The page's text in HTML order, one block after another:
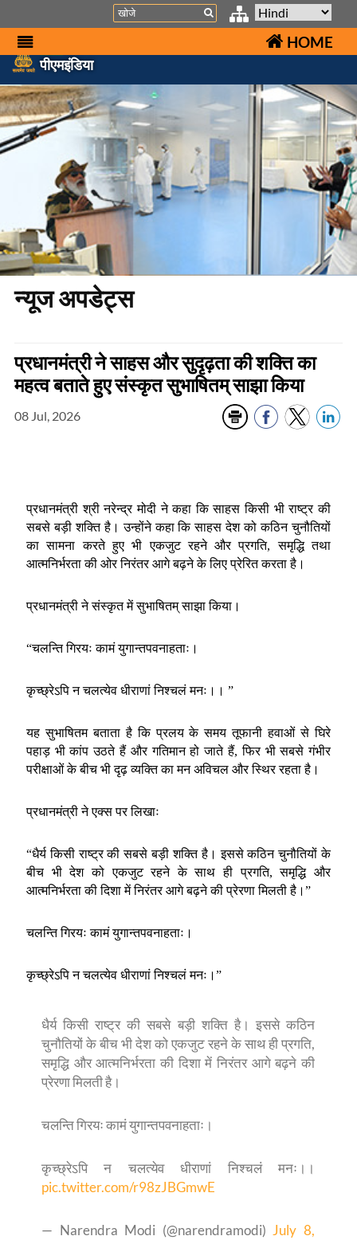
Search
HOME
पीएमइंडिया
न्यूज अपडेट्स
प्रधानमंत्री ने साहस और सुदृढ़ता की शक्ति का
महत्व बताते हुए संस्कृत सुभाषितम् साझा किया
08 Jul, 2026
प्रधानमंत्री श्री नरेन्द्र मोदी ने कहा कि साहस किसी भी राष्ट्र की
सबसे बड़ी शक्ति है। उन्होंने कहा कि साहस देश को कठिन चुनौतियों
का सामना करते हुए भी एकजुट रहने और प्रगति, समृद्धि तथा
आत्मनिर्भरता की ओर निरंतर आगे बढ़ने के लिए प्रेरित करता है।
प्रधानमंत्री ने संस्कृत में सुभाषितम् साझा किया।
“चलन्ति गिरयः कामं युगान्तपवनाहताः।
कृच्छ्रेऽपि न चलत्येव धीराणां निश्चलं मनः।। ”
यह सुभाषितम बताता है कि प्रलय के समय तूफानी हवाओं से घिरे
पहाड़ भी कांप उठते हैं और गतिमान हो जाते हैं, फिर भी सबसे गंभीर
परीक्षाओं के बीच भी दृढ़ व्यक्ति का मन अविचल और स्थिर रहता है।
प्रधानमंत्री ने एक्स पर लिखाः
“धैर्य किसी राष्ट्र की सबसे बड़ी शक्ति है। इससे कठिन चुनौतियों के
बीच भी देश को एकजुट रहने के साथ ही प्रगति, समृद्धि और
आत्मनिर्भरता की दिशा में निरंतर आगे बढ़ने की प्रेरणा मिलती है।”
चलन्ति गिरयः कामं युगान्तपवनाहताः।
कृच्छ्रेऽपि न चलत्येव धीराणां निश्चलं मनः।”
धैर्य किसी राष्ट्र की सबसे बड़ी शक्ति है। इससे कठिन
चुनौतियों के बीच भी देश को एकजुट रहने के साथ ही प्रगति,
समृद्धि और आत्मनिर्भरता की दिशा में निरंतर आगे बढ़ने की
प्रेरणा मिलती है।
चलन्ति गिरयः कामं युगान्तपवनाहताः।
कृच्छ्रेऽपि न चलत्येव धीराणां निश्चलं मनः।।
pic.twitter.com/r98zJBGmwE
— Narendra Modi (@narendramodi) July 8,